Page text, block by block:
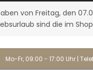
von Freitag, den
sind die im
Mo-Fr, 09:00 - 17:00 Uhr |